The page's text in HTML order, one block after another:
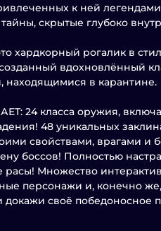
к ней
скрытые глубоко
хардкорный рогалик в
вдохновлённый
находящимися в карантине.
24 класса оружия,
48 уникальных
свойствами, врагами и
боссов! Полностью
расы! Множество
персонажи и, конечно
докажи своё победоносное